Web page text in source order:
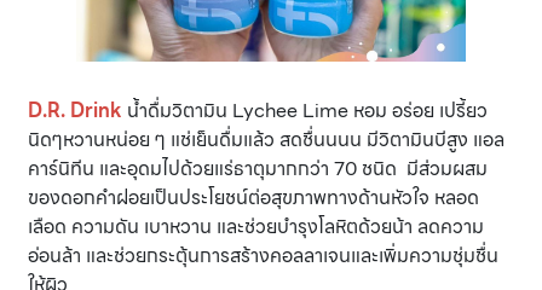
D.R. Drink น้ำดื่มวิตามิน Lychee Lime หอม อร่อย เปรี้ยว
นิดๆหวานหน่อย ๆ แช่เย็นดื่มแล้ว สดชื่นนนน มีวิตามินบีสูง แอล
คาร์นิทีน และอุดมไปด้วยแร่ธาตุมากกว่า 70 ชนิด มีส่วมผสม
ของดอกคำฝอยเป็นประโยชน์ต่อสุขภาพทางด้านหัวใจ หลอด
เลือด ความดัน เบาหวาน และช่วยบำรุงโลหิตด้วยน้า ลดความ
อ่อนล้า และช่วยกระตุ้นการสร้างคอลลาเจนและเพิ่มความชุ่มชื่น